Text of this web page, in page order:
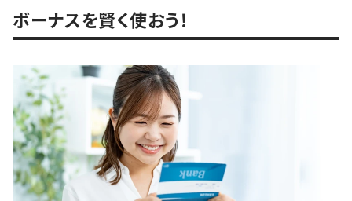
ボーナスを賢く使おう！